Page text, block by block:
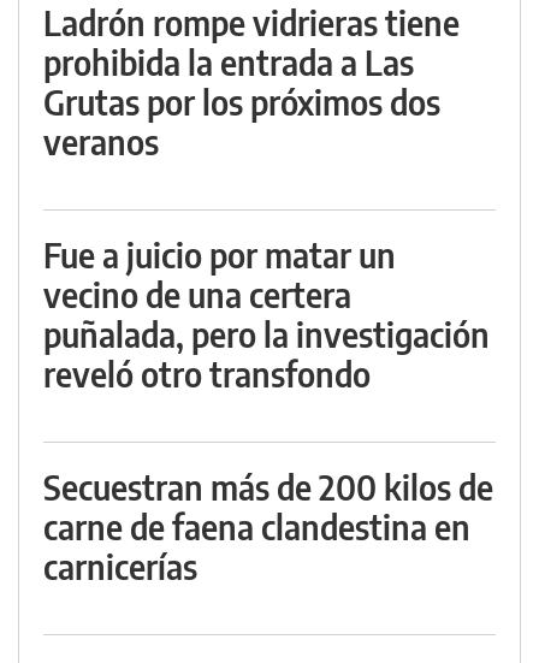
Ladrón rompe vidrieras tiene
prohibida la entrada a Las
Grutas por los próximos dos
veranos
Fue a juicio por matar un
vecino de una certera
puñalada, pero la investigación
reveló otro transfondo
Secuestran más de 200 kilos de
carne de faena clandestina en
carnicerías